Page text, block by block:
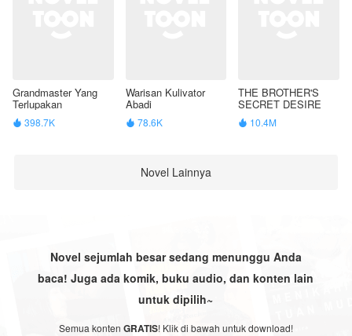
Grandmaster Yang
Terlupakan
 398.7K
Warisan Kulivator
Abadi
 78.6K
THE BROTHER'S
SECRET DESIRE
 10.4M
Novel Lainnya
Novel sejumlah besar sedang menunggu Anda
baca! Juga ada komik, buku audio, dan konten lain
untuk dipilih~
Semua konten GRATIS! Klik di bawah untuk download!